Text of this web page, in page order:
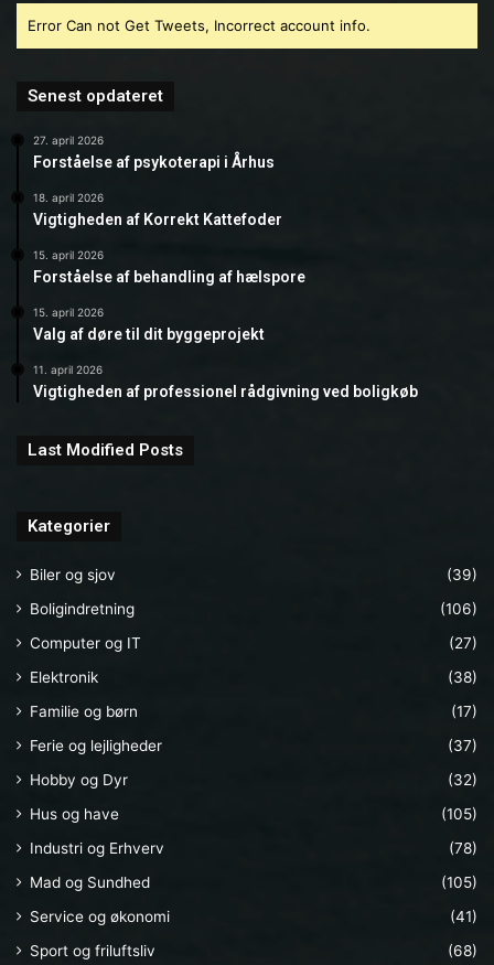
Error Can not Get Tweets, Incorrect account info.
Senest opdateret
27. april 2026
Forståelse af psykoterapi i Århus
18. april 2026
Vigtigheden af Korrekt Kattefoder
15. april 2026
Forståelse af behandling af hælspore
15. april 2026
Valg af døre til dit byggeprojekt
11. april 2026
Vigtigheden af professionel rådgivning ved boligkøb
Last Modified Posts
Kategorier
Biler og sjov
(39)
Boligindretning
(106)
Computer og IT
(27)
Elektronik
(38)
Familie og børn
(17)
Ferie og lejligheder
(37)
Hobby og Dyr
(32)
Hus og have
(105)
Industri og Erhverv
(78)
Mad og Sundhed
(105)
Service og økonomi
(41)
Sport og friluftsliv
(68)